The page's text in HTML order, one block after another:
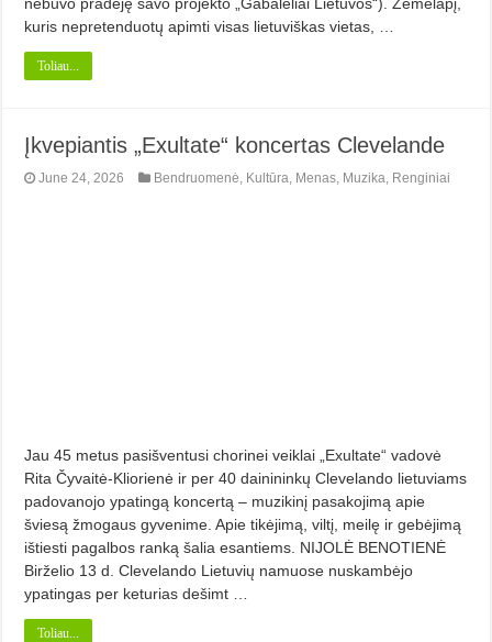
kuris nepretenduotų apimti visas lietuviškas vietas, …
Toliau...
Įkvepiantis „Exultate“ koncertas Clevelande
June 24, 2026 Bendruomenė, Kultūra, Menas, Muzika, Renginiai
Jau 45 metus pasišventusi chorinei veiklai „Exultate“ vadovė
Rita Čyvaitė-Kliorienė ir per 40 dainininkų Clevelando lietuviams
padovanojo ypatingą koncertą – muzikinį pasakojimą apie
šviesą žmogaus gyvenime. Apie tikėjimą, viltį, meilę ir gebėjimą
ištiesti pagalbos ranką šalia esantiems. NIJOLĖ BENOTIENĖ
Birželio 13 d. Clevelando Lietuvių namuose nuskambėjo
ypatingas per keturias dešimt …
Toliau...